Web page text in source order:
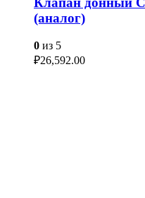
(аналог)
0 из 5
₽26,592.00